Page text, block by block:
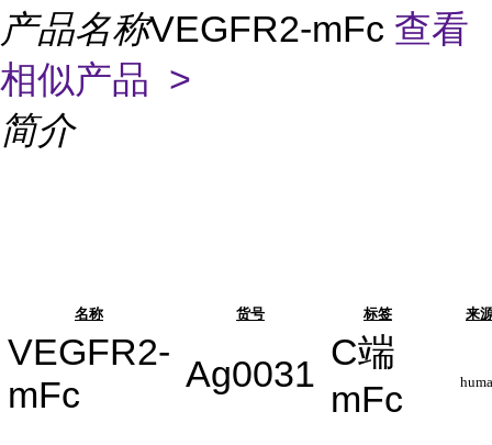
产品名称VEGFR2-mFc 查看
相似产品 >
简介
名称 货号 标签 来
VEGFR2-
mFc
Ag0031
C端
mFc